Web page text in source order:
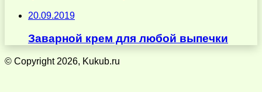
20.09.2019
Заварной крем для любой выпечки
© Copyright 2026, Kukub.ru